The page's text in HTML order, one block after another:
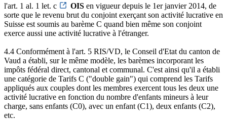
l'art. 1 al. 1 let. c
OIS en vigueur depuis le 1er janvier 2014, de
sorte que le revenu brut du conjoint exerçant son activité lucrative en
Suisse est soumis au barème C quand bien même son conjoint
exerce aussi une activité lucrative à l'étranger.
4.4 Conformément à l'art. 5 RIS/VD, le Conseil d'Etat du canton de
Vaud a établi, sur le même modèle, les barèmes incorporant les
impôts fédéral direct, cantonal et communal. C'est ainsi qu'il a établi
une catégorie de Tarifs C ("double gain") qui comprend les Tarifs
appliqués aux couples dont les membres exercent tous les deux une
activité lucrative en fonction du nombre d'enfants mineurs à leur
charge, sans enfants (C0), avec un enfant (C1), deux enfants (C2),
etc.